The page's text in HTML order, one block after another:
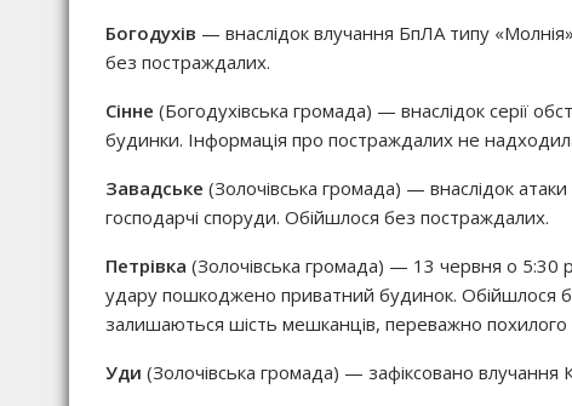
Богодухів — внаслідок влучання БпЛА типу
без постраждалих.
Сінне (Богодухівська громада) — внаслідок серії
будинки. Інформація про постраждалих не
Завадське (Золочівська громада) — внаслідок
господарчі споруди. Обійшлося без постраждалих.
Петрівка (Золочівська громада) — 13 червня о 5:30
удару пошкоджено приватний будинок. Обійшлося
залишаються шість мешканців, переважно похилого
Уди (Золочівська громада) — зафіксовано влучання